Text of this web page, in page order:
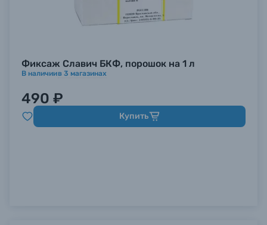
Фиксаж Славич БКФ, порошок на 1 л
В наличиив 3 магазинах
490 ₽
Купить